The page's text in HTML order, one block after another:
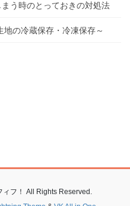
う時のとっておきの対処法
の冷蔵保存・冷凍保存～
フ！ All Rights Reserved.